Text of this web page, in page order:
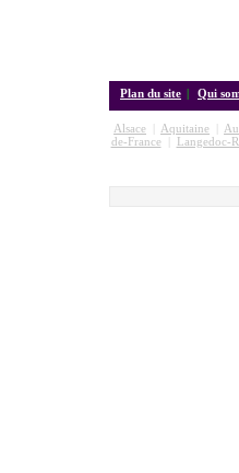
Plan du site | Qui
Alsace Aquitaine
de-France| Langedoc-